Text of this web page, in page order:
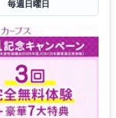
毎週日曜日